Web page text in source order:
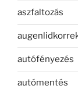
aszfaltozás
autófényezés
autómentés